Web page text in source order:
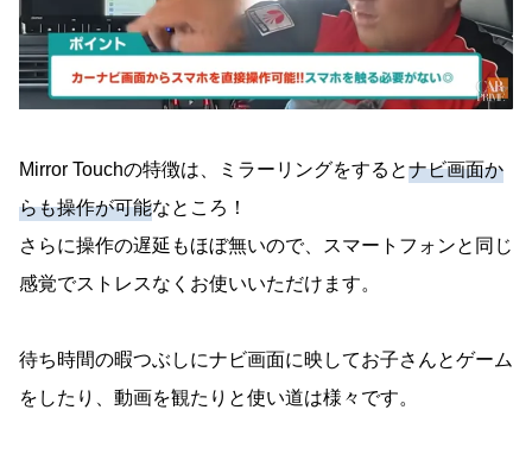
Mirror Touchの特徴は、ミラーリングをするとナビ画面か
らも操作が可能なところ！
さらに操作の遅延もほぼ無いので、スマートフォンと同じ
感覚でストレスなくお使いいただけます。
待ち時間の暇つぶしにナビ画面に映してお子さんとゲーム
をしたり、動画を観たりと使い道は様々です。